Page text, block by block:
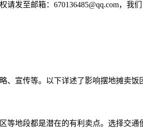
发至邮箱：670136485@qq.com，我
、宣传等。以下详述了影响摆地摊卖饭
地段都是潜在的有利卖点。选择交